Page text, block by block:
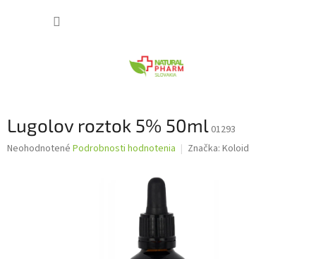
Lugolov roztok 5% 50ml 01293
Priemerné
Neohodnotené Podrobnosti hodnotenia Značka: Koloid